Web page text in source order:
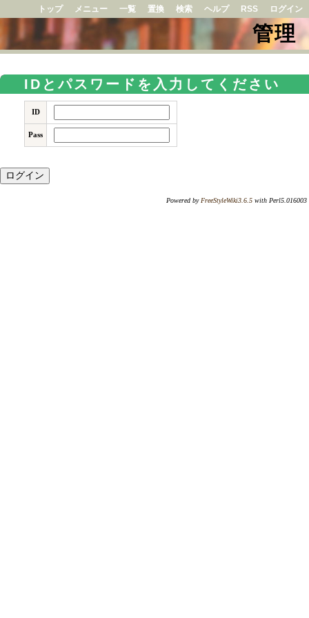
トップ メニュー 一覧 置換 検索 ヘルプ RSS ログイン
管理
IDとパスワードを入力してください
ID
Pass
Powered by FreeStyleWiki3.6.5 with Perl5.016003